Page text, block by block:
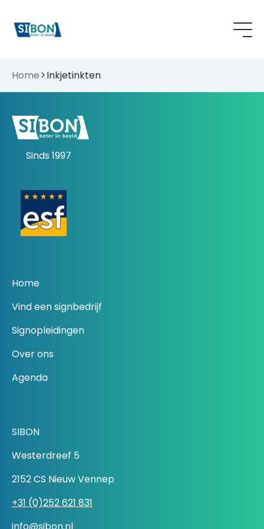
Home Inkjetinkten
Sinds 1997
Home
Vind een signbedrijf
Signopleidingen
Over ons
Agenda
SIBON
Westerdreef 5
2152 CS Nieuw Vennep
+31 (0)252 621 831